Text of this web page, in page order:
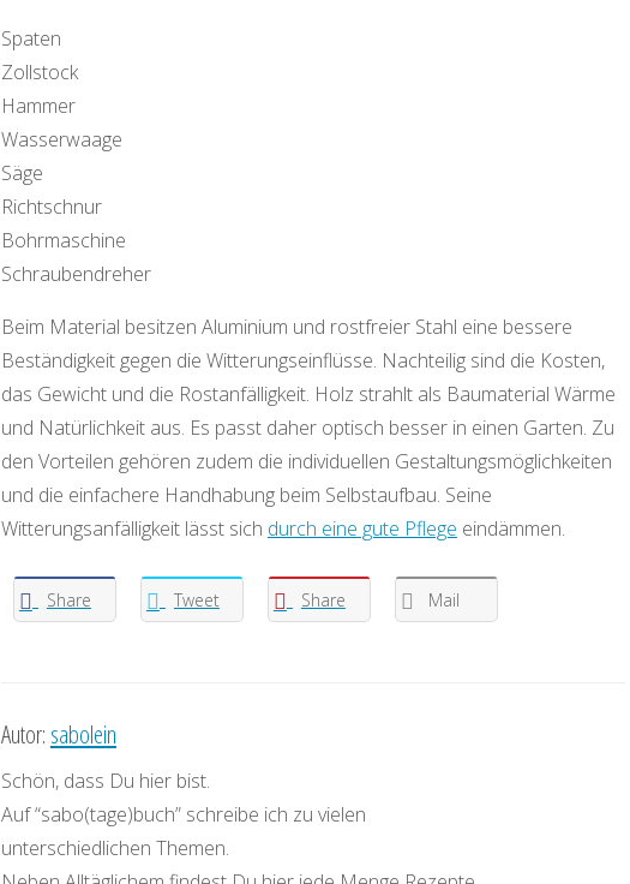
Spaten
Zollstock
Hammer
Wasserwaage
Säge
Richtschnur
Bohrmaschine
Schraubendreher
Beim Material besitzen Aluminium und rostfreier Stahl eine bessere
Beständigkeit gegen die Witterungseinflüsse. Nachteilig sind die Kosten,
das Gewicht und die Rostanfälligkeit. Holz strahlt als Baumaterial Wärme
und Natürlichkeit aus. Es passt daher optisch besser in einen Garten. Zu
den Vorteilen gehören zudem die individuellen Gestaltungsmöglichkeiten
und die einfachere Handhabung beim Selbstaufbau. Seine
Witterungsanfälligkeit lässt sich durch eine gute Pflege eindämmen.
Share Tweet Share Mail
Autor: sabolein
Schön, dass Du hier bist.
Auf “sabo(tage)buch” schreibe ich zu vielen
unterschiedlichen Themen.